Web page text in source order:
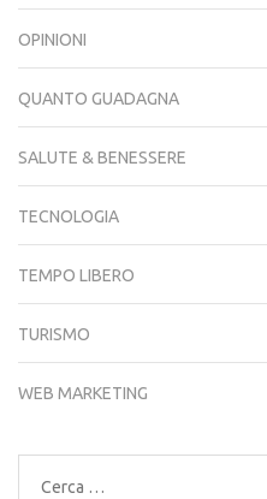
OPINIONI
QUANTO GUADAGNA
SALUTE & BENESSERE
TECNOLOGIA
TEMPO LIBERO
TURISMO
WEB MARKETING
Ricerca